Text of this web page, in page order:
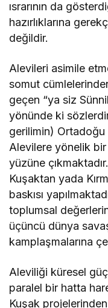
ısrarının da
hazırlıklarına
değildir.
Alevileri asimile
somut
geçen “ya siz
yönünde ki
gerilimin) Ortadoğu
Alevilere yönelik
yüzüne
Kuşaktan yada
baskısı
toplumsal değerlerin
üçüncü dünya
kamplaşmalarına
Aleviliği küresel
paralel bir hatta
Kuşak